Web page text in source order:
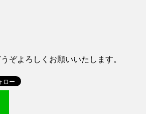
うぞよろしくお願いいたします。